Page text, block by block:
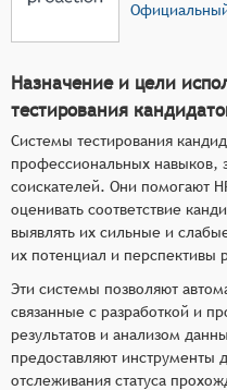
Назначение и цели
тестирования
Системы тестирования
профессиональных навыков,
соискателей. Они помогают
оценивать соответствие
выявлять их сильные и
их потенциал и перспективы
Эти системы позволяют
связанные с разработкой и
результатов и анализом
предоставляют инструменты
отслеживания статуса